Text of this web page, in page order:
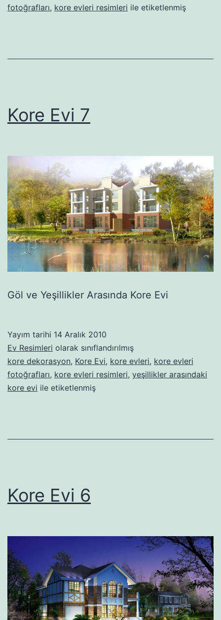
fotoğrafları, kore evleri resimleri ile etiketlenmiş
Kore Evi 7
Göl ve Yeşillikler Arasında Kore Evi
Yayım tarihi 14 Aralık 2010
Ev Resimleri olarak sınıflandırılmış
kore dekorasyon, Kore Evi, kore evleri, kore evleri
fotoğrafları, kore evleri resimleri, yeşillikler arasındaki
kore evi ile etiketlenmiş
Kore Evi 6